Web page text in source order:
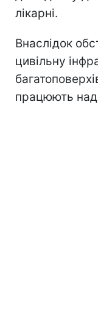
лікарні.
Внаслідок
цивільну
працюють над